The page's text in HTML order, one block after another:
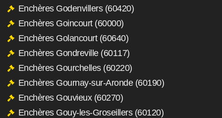
Enchères Godenvillers (60420)
Enchères Goincourt (60000)
Enchères Golancourt (60640)
Enchères Gondreville (60117)
Enchères Gourchelles (60220)
Enchères Gournay-sur-Aronde (60190)
Enchères Gouvieux (60270)
Enchères Gouy-les-Groseillers (60120)